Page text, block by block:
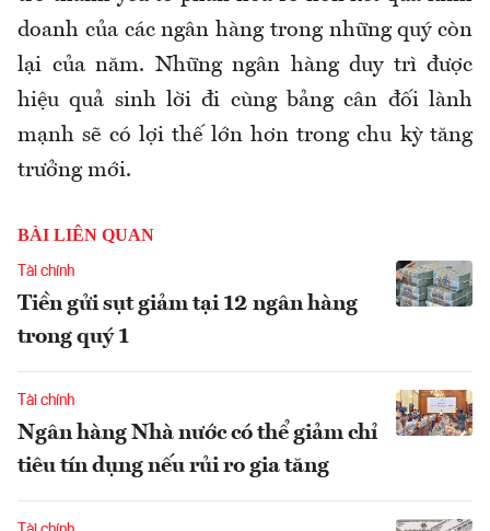
doanh của các ngân hàng trong những quý còn
lại của năm. Những ngân hàng duy trì được
hiệu quả sinh lời đi cùng bảng cân đối lành
mạnh sẽ có lợi thế lớn hơn trong chu kỳ tăng
trưởng mới.
BÀI LIÊN QUAN
Tài chính
Tiền gửi sụt giảm tại 12 ngân hàng
trong quý 1
Tài chính
Ngân hàng Nhà nước có thể giảm chỉ
tiêu tín dụng nếu rủi ro gia tăng